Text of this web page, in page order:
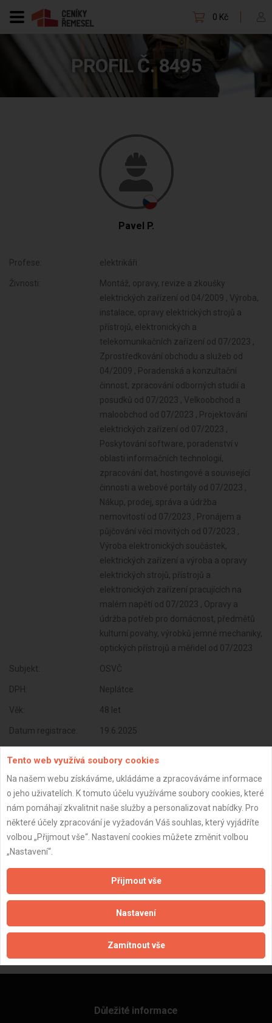
0 Kč
PROFIL Č. 8495
Pavel P.
Profese: elektrikáři
Živnosti:
Montáž, opravy, revize a zkoušky
elektrických zařízení od 04/2009 , Výroba,
instalace, opravy elektrických strojů a
přístrojů, elektronických a
telekomunikačních zařízení od 07/2023 ,
Zprostředkování obchodu a služeb od
04/2009 , Poradenská a konzultační
činnost, zpracování odborných studií a
posudků od 07/2023 , Velkoobchod a
maloobchod od 07/2023 , Projektování
elektrických zařízení od 07/2023 ,
Poskytování software, poradenství v
oblasti informačních technologií,
zpracování dat, hostingové a související
činnosti a webové portály od 07/2023 ,
Nákup, prodej, správa a údržba
nemovitostí od 07/2023 , Pronájem a
půjčování věcí movitých od 07/2023 ,
Výroba elektronických součástek,
elektrických zařízení a výroba a opravy
elektrických strojů, přístrojů a
elektronických zařízení pracujících na
malém napětí od 07/2023 , Opravy a
údržba potřeb pro domácnost, předmětů
kulturní povahy, výrobků jemné mechaniky,
optických přístrojů a měřidel od 07/2023
Subjekt: OSVČ
DPH: Neplátce
Věk: 48 let
Datum registrace: 19.6.2025
ZPĚT
Důležité informace
Tento web využívá soubory cookies
Na našem webu získáváme, ukládáme a zpracováváme informace
o jeho uživatelích. K tomuto účelu využíváme soubory cookies, které
nám pomáhají zkvalitnit naše služby a personalizovat nabídky. Pro
některé účely zpracování je vyžadován Váš souhlas, který vyjádříte
volbou „Přijmout vše“. Nastavení cookies můžete změnit volbou
„Nastavení“.
Přijmout vše
Nastavení
Zamítnout vše